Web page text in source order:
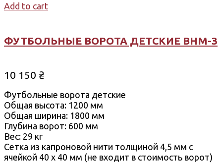
Add to cart
ФУТБОЛЬНЫЕ ВОРОТА ДЕТСКИЕ ВНМ-3
10 150 ₴
Футбольные ворота детские
Общая высота: 1200 мм
Общая ширина: 1800 мм
Глубина ворот: 600 мм
Вес: 29 кг
Сетка ​​из капроновой нити толщиной 4,5 мм с
ячейкой 40 х 40 мм (не входит в стоимость ворот)